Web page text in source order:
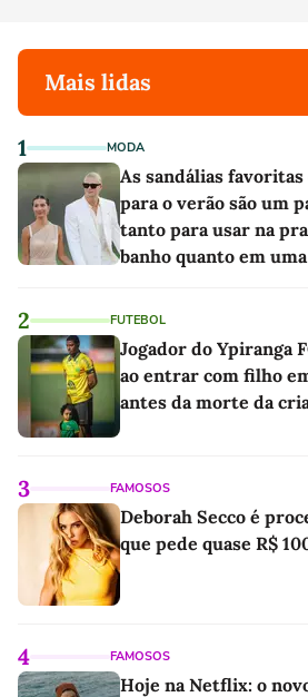
Mais lidas
1 MODA
As sandálias
para o verão são um
tanto para usar na
banho quanto em
2 FUTEBOL
Jogador do Ypiranga
ao entrar com filho
antes da morte da
3 FAMOSOS
Deborah Secco é
que pede quase R$
4 FAMOSOS
Hoje na Netflix: o